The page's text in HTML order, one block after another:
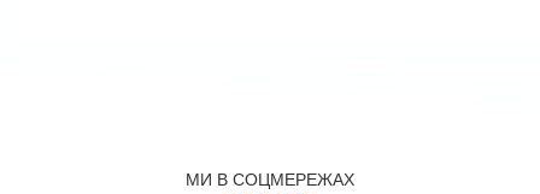
МИ В СОЦМЕРЕЖАХ